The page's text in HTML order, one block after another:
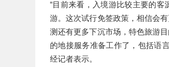
“目前来看，入境游比较主要的
游。这次试行免签政策，相信会
测还有更多下沉市场，特色旅游
的地接服务准备工作了，包括语
经记者表示。